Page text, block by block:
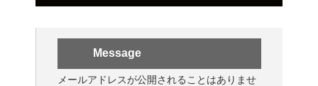
Message
メールアドレスが公開されることはありませ